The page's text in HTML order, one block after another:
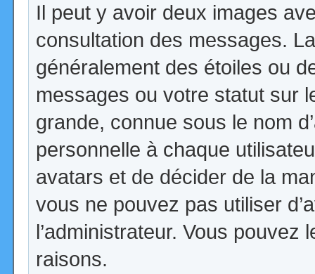
Il peut y avoir deux images
consultation des messages.
généralement des étoiles ou
messages ou votre statut sur
grande, connue sous le nom
personnelle à chaque
avatars et de décider de la
vous ne pouvez pas utiliser
l’administrateur. Vous
raisons.